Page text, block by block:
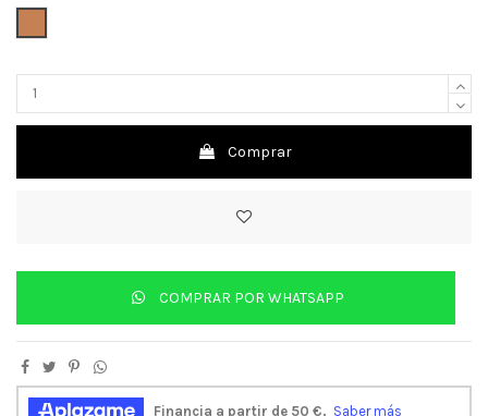
Comprar
COMPRAR POR WHATSAPP